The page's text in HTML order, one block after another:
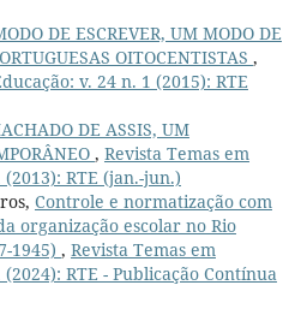
DE ESCREVER, UM MODO DE
OITOCENTISTAS ,
v. 24 n. 1 (2015): RTE
DE ASSIS, UM
, Revista Temas em
RTE (jan.-jun.)
Controle e normatização com
organização escolar no Rio
1945) , Revista Temas em
RTE - Publicação Contínua